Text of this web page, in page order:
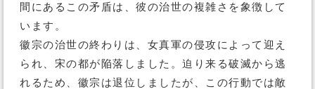
間にあるこの矛盾は、彼の治世の複雑さを象徴して
います。
徽宗の治世の終わりは、女真軍の侵攻によって迎え
られ、宋の都が陥落しました。迫り来る破滅から逃
れるため、徽宗は退位しましたが、この行動では敵